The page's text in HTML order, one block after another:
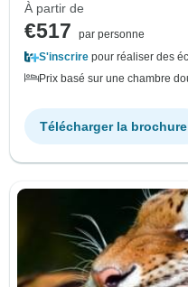
À partir de
€517
par personne
S'inscrire pour réaliser des
Prix basé sur une chambre
Télécharger la brochure